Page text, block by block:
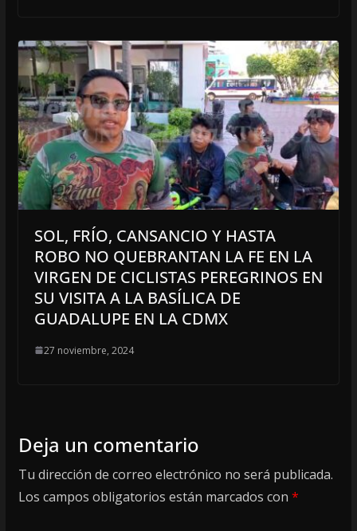
SOL, FRÍO, CANSANCIO Y HASTA
ROBO NO QUEBRANTAN LA FE EN LA
VIRGEN DE CICLISTAS PEREGRINOS EN
SU VISITA A LA BASÍLICA DE
GUADALUPE EN LA CDMX
27 noviembre, 2024
Deja un comentario
Tu dirección de correo electrónico no será publicada.
Los campos obligatorios están marcados con *